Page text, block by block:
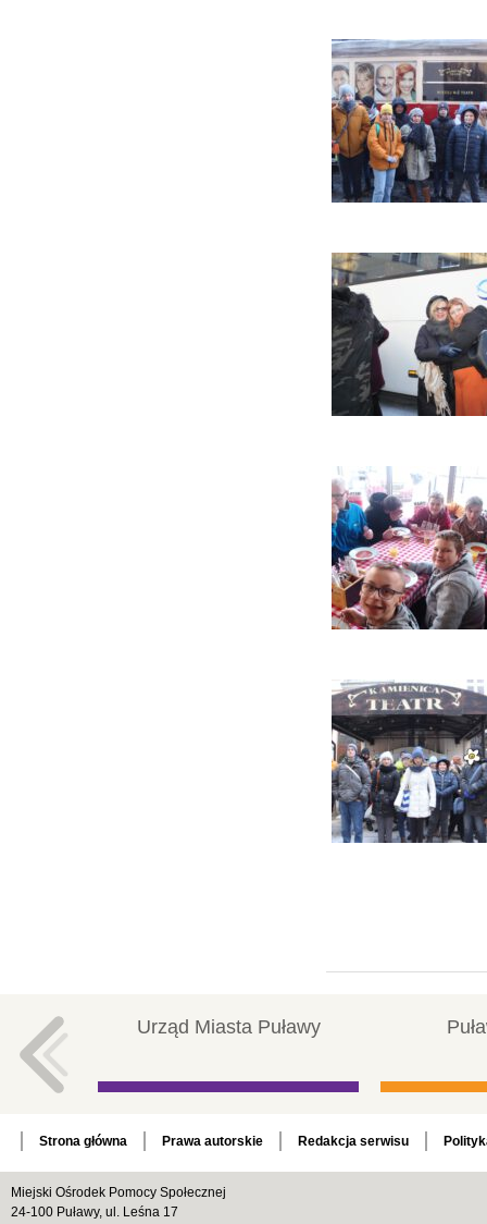
Urząd Miasta Puławy
Strona główna Prawa autorskie Redakcja serwisu
Miejski Ośrodek Pomocy Społecznej
24-100 Puławy, ul. Leśna 17